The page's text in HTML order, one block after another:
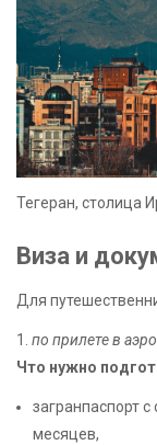
Тегеран, столица
Виза и
Для
1. по прилете в
Что нужно
загранпаспорт
месяцев,